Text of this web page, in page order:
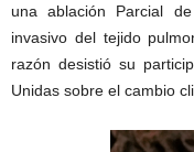
una ablación Parcial
invasivo del tejido
razón desistió su
Unidas sobre el cambio